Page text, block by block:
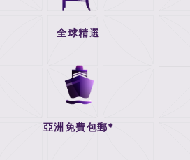
全球精選
亞洲免費包郵*